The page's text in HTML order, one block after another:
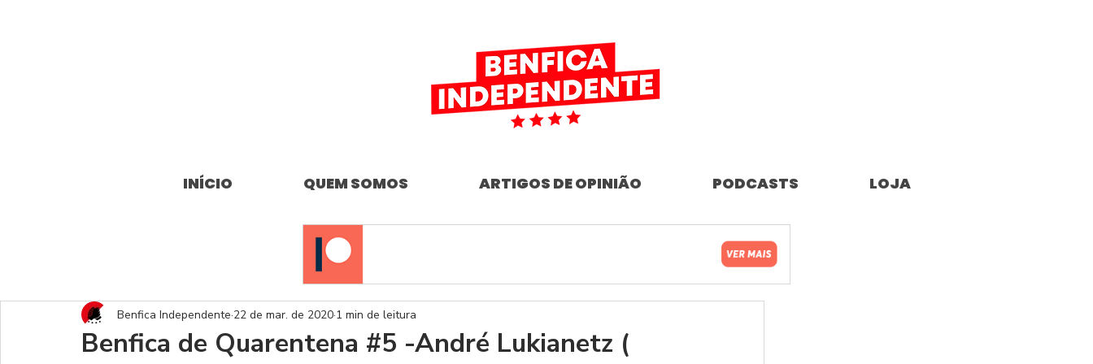
INÍCIO QUEM SOMOS ARTIGOS DE OPINIÃO PODCASTS LOJA
Benfica de Quarentena #5 -André Lukianetz (
Benfica Independente 22 de mar. de 2020 1 min de leitura